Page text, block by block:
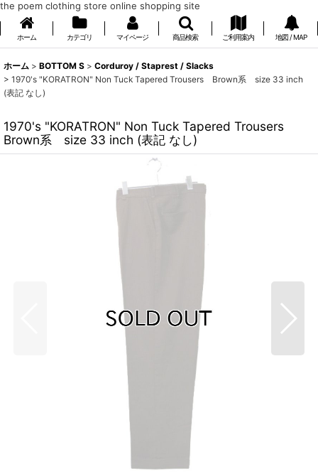
the poem clothing store online shopping site
ホーム カテゴリ マイページ 商品検索 ご利用案内 地図 / MAP
ホーム > BOTTOM S > Corduroy / Staprest / Slacks
> 1970's "KORATRON" Non Tuck Tapered Trousers Brown系 size 33 inch
(表記 なし)
1970's "KORATRON" Non Tuck Tapered Trousers
Brown系 size 33 inch (表記 なし)